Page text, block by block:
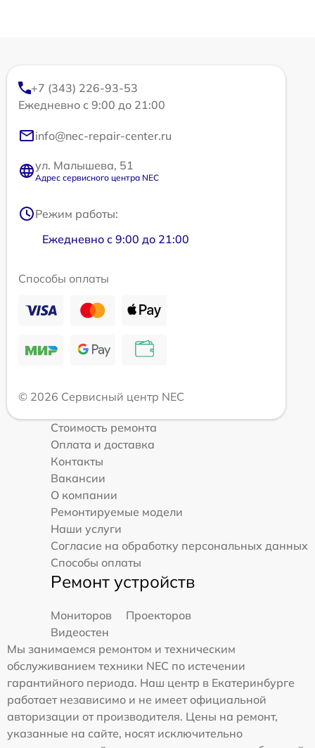
+7 (343) 226-93-53
Ежедневно с 9:00 до 21:00
info@nec-repair-center.ru
ул. Малышева, 51
Адрес сервисного центра NEC
Режим работы:
Ежедневно с 9:00 до 21:00
Способы оплаты
© 2026 Сервисный центр NEC
Стоимость ремонта
Оплата и доставка
Контакты
Вакансии
О компании
Ремонтируемые модели
Наши услуги
Согласие на обработку персональных данных
Способы оплаты
Ремонт устройств
Мониторов
Проекторов
Видеостен
Мы занимаемся ремонтом и техническим
обслуживанием техники NEC по истечении
гарантийного периода. Наш центр в Екатеринбурге
работает независимо и не имеет официальной
авторизации от производителя. Цены на ремонт,
указанные на сайте, носят исключительно